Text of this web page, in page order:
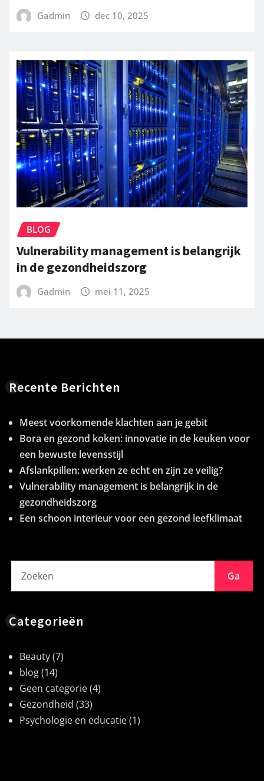
Gadmin dec 10, 2025
BLOG
Vulnerability management is belangrijk
in de gezondheidszorg
Gadmin mei 11, 2025
Recente Berichten
Meest voorkomende klachten aan je gebit
Bora en gezond koken: innovatie in de keuken voor
een bewuste levensstijl
Afslankpillen: werken ze echt en zijn ze veilig?
Vulnerability management is belangrijk in de
gezondheidszorg
Een schoon interieur voor een gezond leefklimaat
Ga
Categorieën
Beauty(7)
blog(14)
Geen categorie(4)
Gezondheid (33)
Psychologie en educatie(1)